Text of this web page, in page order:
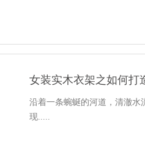
女装实木衣架之如何打
沿着一条蜿蜒的河道，清澈水
现.....